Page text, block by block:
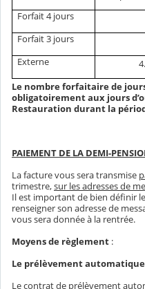
Forfait 4 jours
Forfait 3 jours
Externe
Le nombre forfaitaire de
obligatoirement aux jours
Restauration durant la
PAIEMENT DE LA DEMI-
La facture vous sera transmise
trimestre,sur les adresses de
Il est important de bien définir
renseigner son adresse de
vous sera donnée à la rentrée.
Moyens de règlement :
Le prélèvement automatique
Le contrat de prélèvement